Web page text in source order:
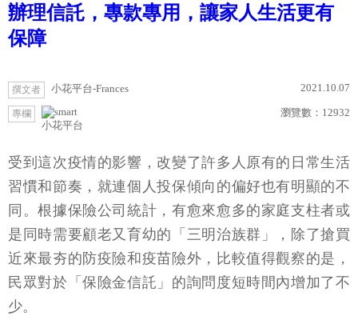
辦理信託，專款專用，讓家人生活更有
保障
撰文者 小花平台-Frances 2021.10.07
專欄
小花平台
瀏覽數： 12932
受到這次疫情的影響，改變了許多人原有的日常生活
習慣和節奏，就連個人投保傾向的偏好也有明顯的不
同。根據保險公司統計，有愈來愈多的家庭支柱者或
是同時需要顧老又育幼的「三明治族群」，除了搶買
近來最夯的防疫險和疫苗險外，比較值得觀察的是，
民眾對於「保險金信託」的詢問度短時間內增加了不
少。